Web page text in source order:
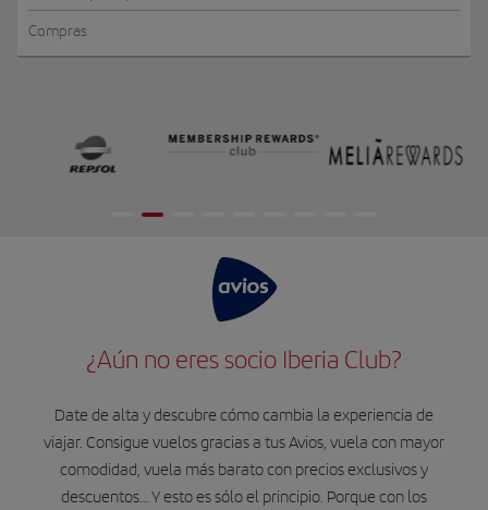
Compras
¿Aún no eres socio Iberia Club?
Date de alta y descubre cómo cambia la experiencia de
viajar. Consigue vuelos gracias a tus Avios, vuela con mayor
comodidad, vuela más barato con precios exclusivos y
descuentos… Y esto es sólo el principio. Porque con los